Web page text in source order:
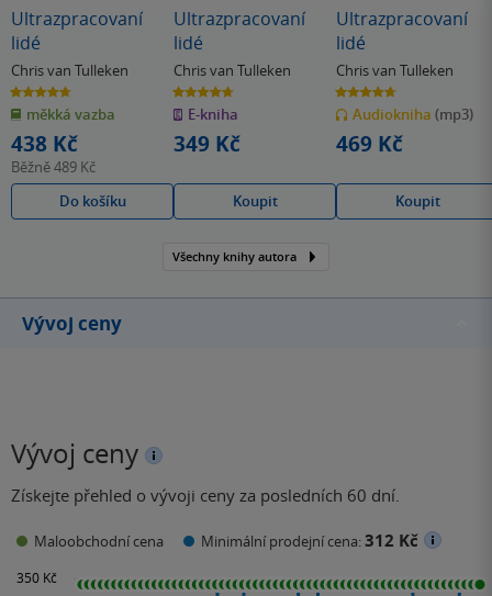
Ultrazpracovaní
lidé
Chris van Tulleken
4.7
z
5
hvězdiček
měkká vazba
438 Kč
Běžně489 Kč
Do košíku
Ultrazpracovaní
lidé
Chris van Tulleken
4.7
z
5
hvězdiček
E-kniha
349 Kč
Koupit
Ultrazpracovaní
lidé
Chris van Tulleken
4.7
z
5
hvězdiček
Audiokniha (mp3)
469 Kč
Koupit
Všechny knihy autora
Vývoj ceny
Vývoj ceny
Získejte přehled o vývoji ceny za posledních 60 dní.
Maloobchodní cena Minimální prodejní cena:312 Kč